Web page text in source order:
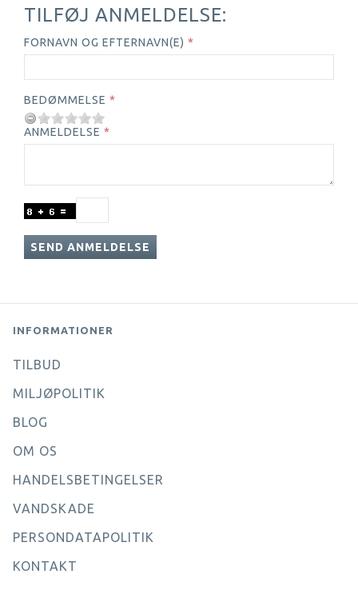
TILFØJ ANMELDELSE:
FORNAVN OG EFTERNAVN(E)
BEDØMMELSE
ANMELDELSE
SEND ANMELDELSE
INFORMATIONER
TILBUD
MILJØPOLITIK
BLOG
OM OS
HANDELSBETINGELSER
VANDSKADE
PERSONDATAPOLITIK
KONTAKT